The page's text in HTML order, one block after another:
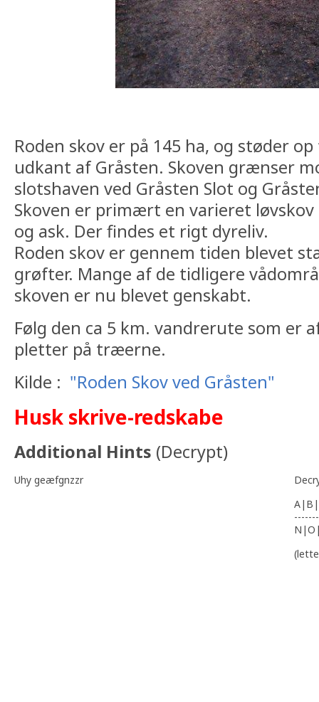
Roden skov er på 145 ha, og støder
udkant af Gråsten. Skoven grænser
slotshaven ved Gråsten Slot og
Skoven er primært en varieret
og ask. Der findes et rigt dyreliv.
Roden skov er gennem tiden blevet
grøfter. Mange af de tidligere
skoven er nu blevet genskabt.
Følg den ca 5 km. vandrerute som er
pletter på træerne.
Kilde : "Roden Skov ved Gråsten"
Husk skrive-redskabe
Additional Hints (Decrypt)
Uhy geæfgnzzr